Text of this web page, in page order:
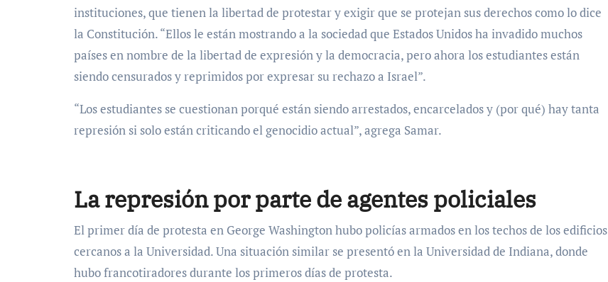
instituciones, que tienen la libertad de protestar y exigir que se protejan sus derechos como lo dice
la Constitución. “Ellos le están mostrando a la sociedad que Estados Unidos ha invadido muchos
países en nombre de la libertad de expresión y la democracia, pero ahora los estudiantes están
siendo censurados y reprimidos por expresar su rechazo a Israel”.
“Los estudiantes se cuestionan porqué están siendo arrestados, encarcelados y (por qué) hay tanta
represión si solo están criticando el genocidio actual”, agrega Samar.
La represión por parte de agentes policiales
El primer día de protesta en George Washington hubo policías armados en los techos de los edificios
cercanos a la Universidad. Una situación similar se presentó en la Universidad de Indiana, donde
hubo francotiradores durante los primeros días de protesta.